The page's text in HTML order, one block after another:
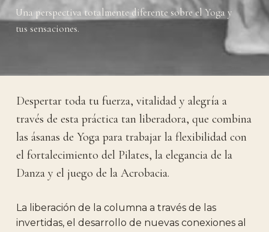
Una perspectiva totalmente diferente sobre el Yoga y
tus sensaciones.
Despertar toda tu fuerza, vitalidad y alegría a
través de esta práctica tan liberadora, que combina
las ásanas de Yoga para trabajar la flexibilidad con
el fortalecimiento del Pilates, la elegancia de la
Danza y el juego de la Acrobacia.
La liberación de la columna a través de las
invertidas, el desarrollo de nuevas conexiones al